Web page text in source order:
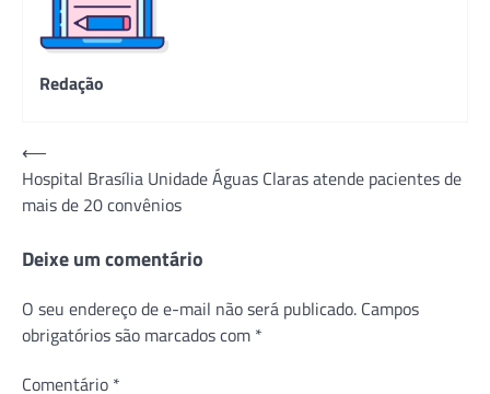
Redação
Navegação
de
Post
⟵
Hospital Brasília Unidade Águas Claras atende pacientes de
mais de 20 convênios
Deixe um comentário
O seu endereço de e-mail não será publicado. Campos
obrigatórios são marcados com *
Comentário *